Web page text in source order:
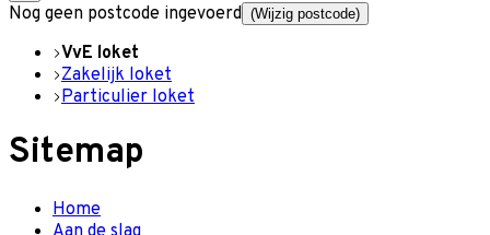
Nog geen postcode ingevoerd (Wijzig postcode)
VvE loket
Zakelijk loket
Particulier loket
Sitemap
Home